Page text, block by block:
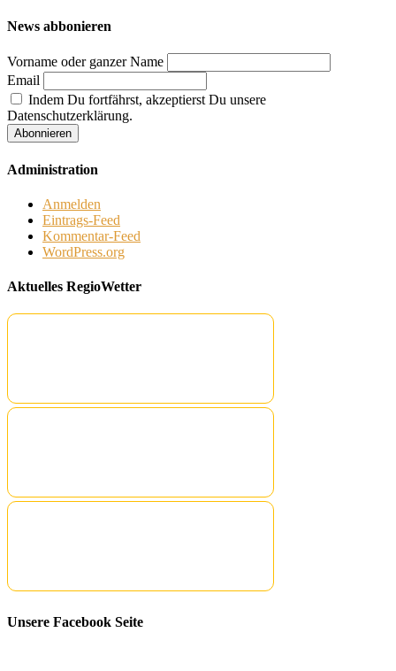
News abbonieren
Vorname oder ganzer Name
Email
Indem Du fortfährst, akzeptierst Du unsere
Datenschutzerklärung.
Administration
Anmelden
Eintrags-Feed
Kommentar-Feed
WordPress.org
Aktuelles RegioWetter
Unsere Facebook Seite